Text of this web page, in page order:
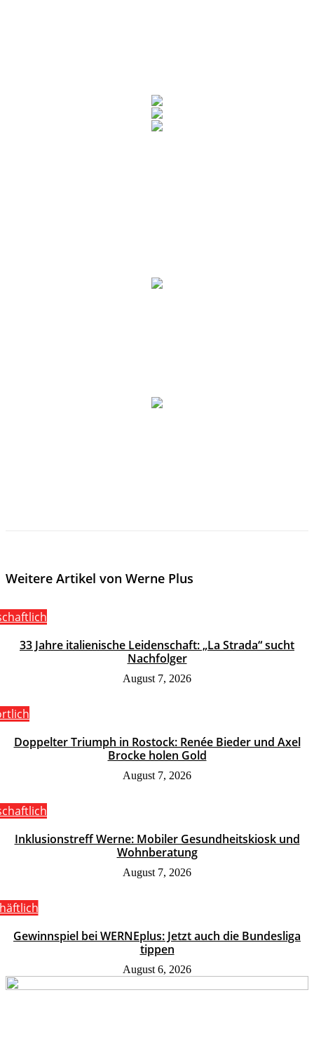
Weitere Artikel von Werne Plus
33 Jahre italienische Leidenschaft: „La Strada“ sucht
Nachfolger
August 7, 2026
Doppelter Triumph in Rostock: Renée Bieder und Axel
Brocke holen Gold
August 7, 2026
Inklusionstreff Werne: Mobiler Gesundheitskiosk und
Wohnberatung
August 7, 2026
Gewinnspiel bei WERNEplus: Jetzt auch die Bundesliga
tippen
August 6, 2026